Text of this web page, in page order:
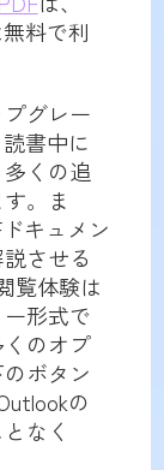
料で利
グレー
書中に
くの追
。ま
キュメン
させる
覧体験は
形式で
のオプ
ボタン
の
なく